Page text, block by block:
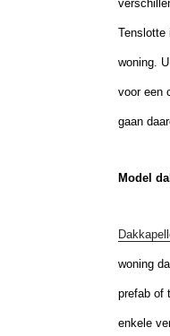
Tenslotte
woning.
voor een
gaan
Model
woning
prefab of
enkele